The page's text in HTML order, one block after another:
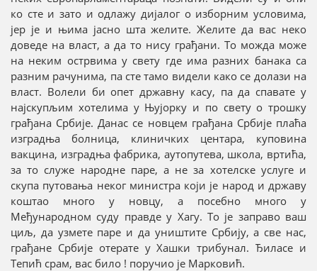
ко сте и зато и одлажу дијалог о изборним условима,
јер је и њима јасно шта желите. Желите да вас неко
доведе на власт, а да то нису грађани. То можда може
на неким острвима у свету где има разних банака са
разним рачунима, па сте тамо видели како се долази на
власт. Волели би опет државну касу, па да спавате у
најскупљим хотелима у Њујорку и по свету о трошку
грађана Србије. Данас се новцем грађана Србије плаћа
изградња болница, клиничких центара, куповина
вакцина, изградња фабрика, аутопутева, школа, вртића,
за то служе народне паре, а не за хотелске услуге и
скупа путовања неког министра који је народ и државу
коштао много у новцу, а посебно много у
Међународном суду правде у Хагу. То је заправо ваш
циљ, да узмете паре и да уништите Србију, а све нас,
грађане Србије отерате у Хашки трибунал. Ђиласе и
Тепић срам, вас било ! поручио је Марковић.